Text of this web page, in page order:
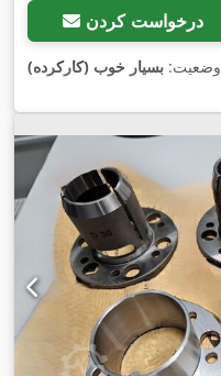
درخواست کردن
وضعیت: بسیار خوب (کارکرده)